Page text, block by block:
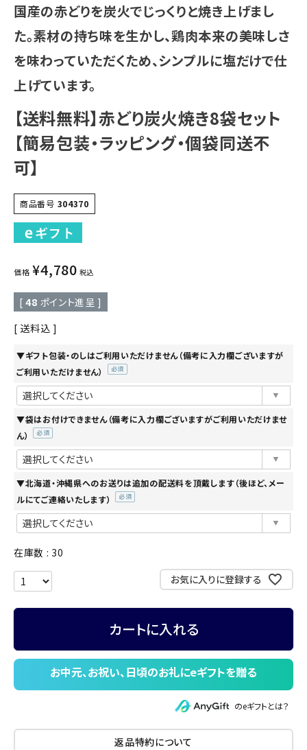
国産の赤どりを炭火でじっくりと焼き上げまし
た。素材の持ち味を生かし、鶏肉本来の美味しさ
を味わっていただくため、シンプルに塩だけで仕
上げています。
【送料無料】赤どり炭火焼き8袋セット
【簡易包装・ラッピング・個袋同送不
可】
商品番号 304370
価格 ¥4,780 税込
[ 48 ポイント進呈 ]
送料込
▼ギフト包装・のしはご利用いただけません（備考に入力欄ございますが
ご利用いただけません）
▼袋はお付けできません（備考に入力欄ございますがご利用いただけませ
ん）
須)
▼北海道・沖縄県へのお送りは追加の配送料を頂戴します（後ほど、メー
ルにてご連絡いたします）
在庫数
30
お気に入りに登録する
カートに入れる
のeギフトとは？
返品特約について